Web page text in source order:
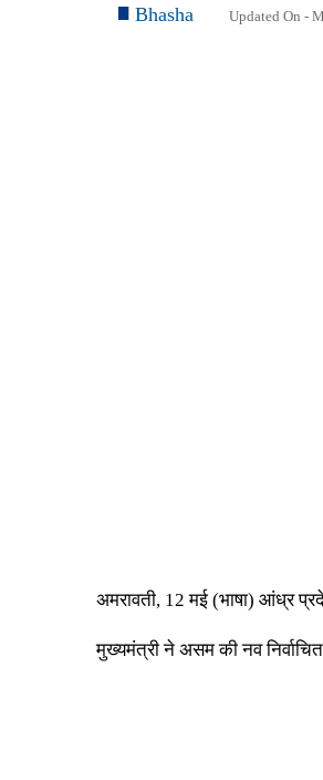
Bhasha
Updated On -
अमरावती, 12 मई (भाषा) आंध्र
मुख्यमंत्री ने असम की नव